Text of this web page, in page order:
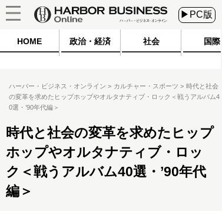
▶PC版
HOME 政治・経済 社会 国際
ハーバー・ビジネス・オンライン カルチャー・スポーツ
時代と社会
の変革を求めたヒップホップやオルタナティブ・ロック＜戦うアルバム4
0選・’90年代編＞
時代と社会の変革を求めたヒップ
ホップやオルタナティブ・ロッ
ク＜戦うアルバム40選・’90年代
編＞